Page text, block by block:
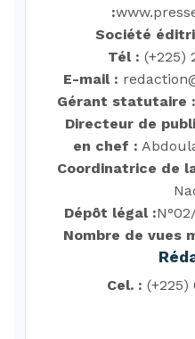
:
Société
Tél : (+225)
E-mail :
Gérant statutaire :
Directeur de
en chef :
Coordinatrice de
Dépôt légal :
Nombre de vues
Cel. : (+225)